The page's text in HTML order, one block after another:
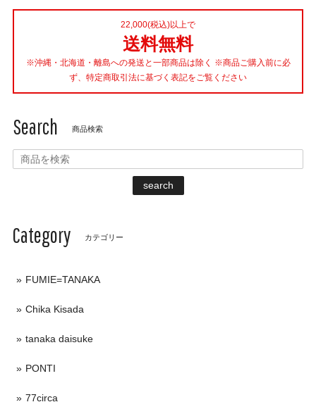
22,000(税込)以上で
送料無料
※沖縄・北海道・離島への発送と一部商品は除く ※商品ご購入前に必
ず、特定商取引法に基づく表記をご覧ください
Search 商品検索
search
Category カテゴリー
FUMIE=TANAKA
Chika Kisada
tanaka daisuke
PONTI
77circa